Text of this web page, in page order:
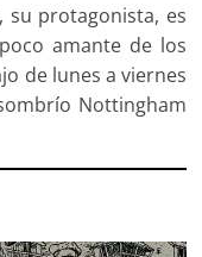
su protagonista, es
amante de los
de lunes a viernes
Nottingham